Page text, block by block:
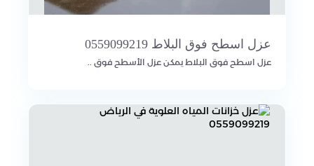
عزل اسطح فوق البلاط 0559099219
عزل اسطح فوق البلاط يمكن عزل الأسطح فوق ..